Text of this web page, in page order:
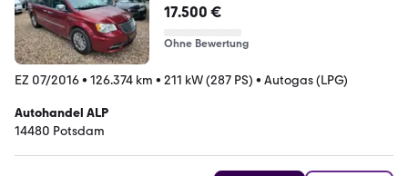
17.500 €
Ohne Bewertung
EZ 07/2016• 126.374 km • 211 kW (287 PS) • Autogas (LPG)
Autohandel ALP
14480 Potsdam